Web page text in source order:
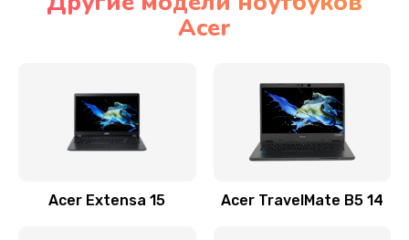
Настройка BIOS
Замена видеочипа
Заказать
Acer
Acer Extensa 15 Acer TravelMate B5 14